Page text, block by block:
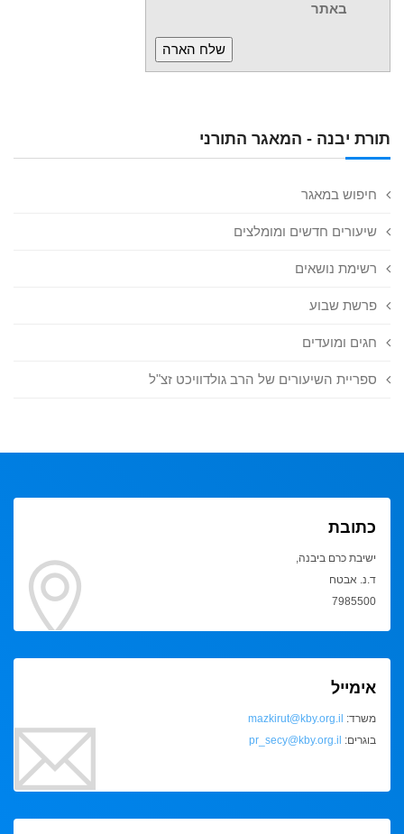
תורת יבנה - המאגר התורני
חיפוש במאגר
שיעורים חדשים ומומלצים
רשימת נושאים
פרשת שבוע
חגים ומועדים
ספריית השיעורים של הרב גולדוויכט זצ"ל
באתר
כתובת
ישיבת כרם ביבנה,
ד.נ. אבטח
7985500
אימייל
משרד: mazkirut@kby.org.il
בוגרים: pr_secy@kby.org.il